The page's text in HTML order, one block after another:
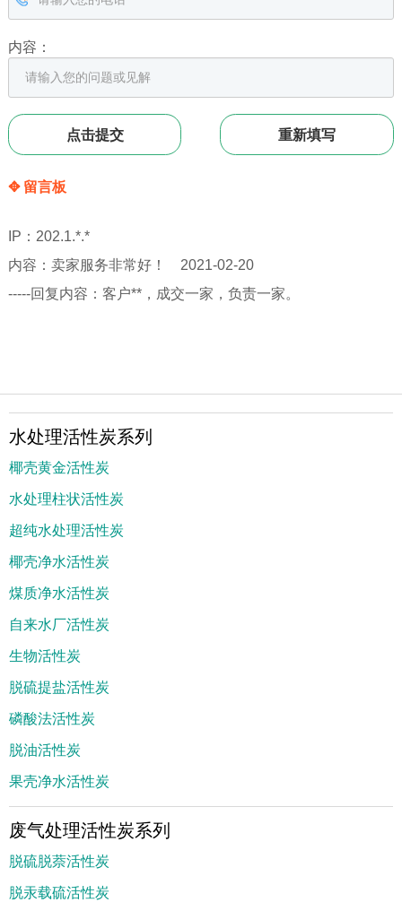
内容：
✥ 留言板
IP：202.1.*.*
内容：卖家服务非常好！ 2021-02-20
-----回复内容：客户**，成交一家，负责一家。
水处理活性炭系列
椰壳黄金活性炭
水处理柱状活性炭
超纯水处理活性炭
椰壳净水活性炭
煤质净水活性炭
自来水厂活性炭
生物活性炭
脱硫提盐活性炭
磷酸法活性炭
脱油活性炭
果壳净水活性炭
废气处理活性炭系列
脱硫脱萘活性炭
脱汞载硫活性炭